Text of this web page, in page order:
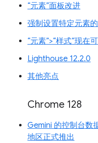
“元素”面板改进
强制设置特定元素
“元素”>“样式”现在
Lighthouse 12.2.0
其他亮点
Chrome 128
Gemini 的控制台数
地区正式推出